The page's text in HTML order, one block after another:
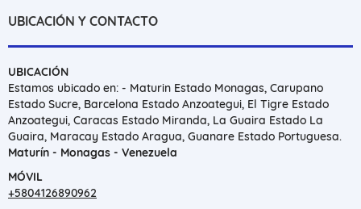
UBICACIÓN Y CONTACTO
UBICACIÓN
Estamos ubicado en: - Maturin Estado Monagas, Carupano
Estado Sucre, Barcelona Estado Anzoategui, El Tigre Estado
Anzoategui, Caracas Estado Miranda, La Guaira Estado La
Guaira, Maracay Estado Aragua, Guanare Estado Portuguesa.
Maturín - Monagas - Venezuela
MÓVIL
+5804126890962